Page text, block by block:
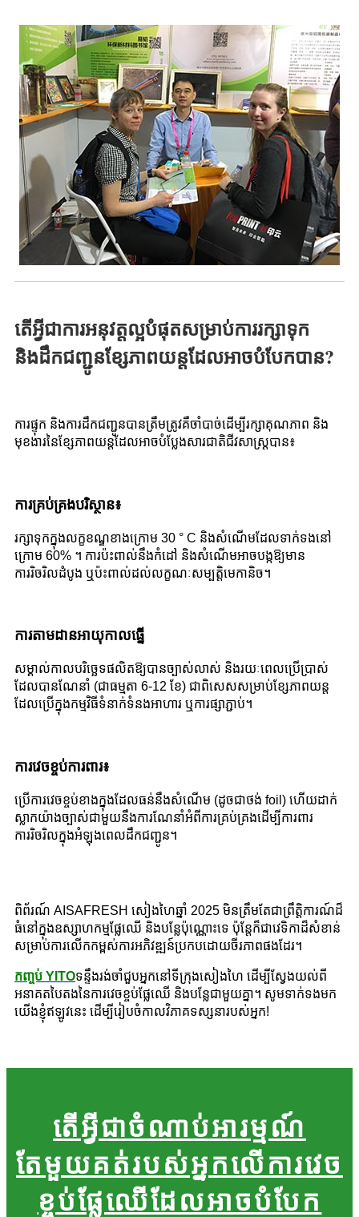
តើអ្វីជាការអនុវត្តល្អបំផុតសម្រាប់ការរក្សាទុក
និងដឹកជញ្ជូនខ្សែភាពយន្តដែលអាចបំបែកបាន?
ការផ្ទុក និងការដឹកជញ្ជូនបានត្រឹមត្រូវគឺចាំបាច់ដើម្បីរក្សាគុណភាព និង
មុខងារនៃខ្សែភាពយន្តដែលអាចបំប្លែងសារជាតិជីវសាស្រ្តបាន៖
ការគ្រប់គ្រងបរិស្ថាន៖
រក្សាទុកក្នុងលក្ខខណ្ឌខាងក្រោម 30 ° C និងសំណើមដែលទាក់ទងនៅ
ក្រោម 60% ។ ការប៉ះពាល់នឹងកំដៅ និងសំណើមអាចបង្កឱ្យមាន
ការរិចរិលដំបូង ឬប៉ះពាល់ដល់លក្ខណៈសម្បត្តិមេកានិច។
ការតាមដានអាយុកាលធ្នើ
សម្គាល់កាលបរិច្ឆេទផលិតឱ្យបានច្បាស់លាស់ និងរយៈពេលប្រើប្រាស់
ដែលបានណែនាំ (ជាធម្មតា 6-12 ខែ) ជាពិសេសសម្រាប់ខ្សែភាពយន្ត
ដែលប្រើក្នុងកម្មវិធីទំនាក់ទំនងអាហារ ឬការផ្សាភ្ជាប់។
ការវេចខ្ចប់ការពារ៖
ប្រើការវេចខ្ចប់ខាងក្នុងដែលធន់នឹងសំណើម (ដូចជាថង់ foil) ហើយដាក់
ស្លាកយ៉ាងច្បាស់ជាមួយនឹងការណែនាំអំពីការគ្រប់គ្រងដើម្បីការពារ
ការរិចរិលក្នុងអំឡុងពេលដឹកជញ្ជូន។
ពិព័រណ៍ AISAFRESH សៀងហៃឆ្នាំ 2025 មិនត្រឹមតែជាព្រឹត្តិការណ៍ដ៏
ធំនៅក្នុងឧស្សាហកម្មផ្លែឈើ និងបន្លែប៉ុណ្ណោះទេ ប៉ុន្តែក៏ជាវេទិកាដ៏សំខាន់
សម្រាប់ការលើកកម្ពស់ការអភិវឌ្ឍន៍ប្រកបដោយចីរភាពផងដែរ។
កញ្ចប់ YITOទន្ទឹងរង់ចាំជួបអ្នកនៅទីក្រុងសៀងហៃ ដើម្បីស្វែងយល់ពី
អនាគតបៃតងនៃការវេចខ្ចប់ផ្លែឈើ និងបន្លែជាមួយគ្នា។ សូមទាក់ទងមក
យើងខ្ញុំឥឡូវនេះ ដើម្បីរៀបចំកាលវិភាគទស្សនារបស់អ្នក!
តើអ្វីជាចំណាប់អារម្មណ៍
តែមួយគត់របស់អ្នកលើការវេច
ខ្ចប់ផ្លែឈើដែលអាចបំបែក